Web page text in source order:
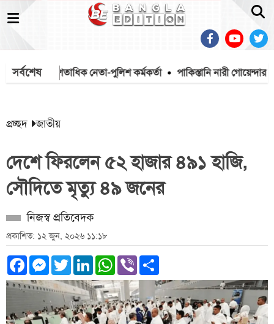
সর্বশেষ
লীগের শতাধিক নেতা-পুলিশ কর্মকর্তা পাকিস্তানি নারী গোয়েন্দার
প্রচ্ছদ জাতীয়
দেশে ফিরলেন ৫২ হাজার ৪৯১ হাজি,
সৌদিতে মৃত্যু ৪৯ জনের
নিজস্ব প্রতিবেদক
প্রকাশিত: ১২ জুন, ২০২৬ ১১:১৮
Facebook
Messenger
TwitterLinkedInWhatsApp
Viber